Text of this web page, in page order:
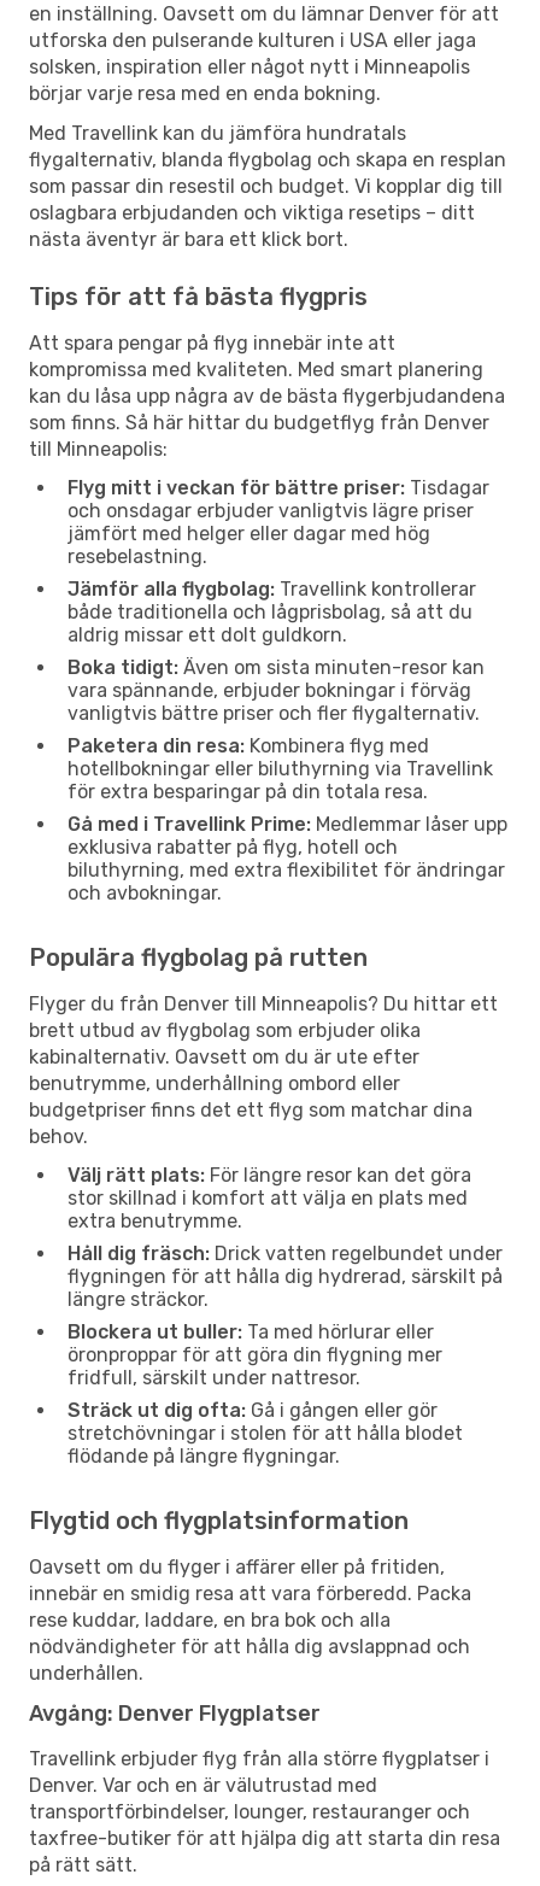
en inställning. Oavsett om du lämnar Denver för att
utforska den pulserande kulturen i USA eller jaga
solsken, inspiration eller något nytt i Minneapolis
börjar varje resa med en enda bokning.
Med Travellink kan du jämföra hundratals
flygalternativ, blanda flygbolag och skapa en resplan
som passar din resestil och budget. Vi kopplar dig till
oslagbara erbjudanden och viktiga resetips – ditt
nästa äventyr är bara ett klick bort.
Tips för att få bästa flygpris
Att spara pengar på flyg innebär inte att
kompromissa med kvaliteten. Med smart planering
kan du låsa upp några av de bästa flygerbjudandena
som finns. Så här hittar du budgetflyg från Denver
till Minneapolis:
Flyg mitt i veckan för bättre priser: Tisdagar
och onsdagar erbjuder vanligtvis lägre priser
jämfört med helger eller dagar med hög
resebelastning.
Jämför alla flygbolag: Travellink kontrollerar
både traditionella och lågprisbolag, så att du
aldrig missar ett dolt guldkorn.
Boka tidigt: Även om sista minuten-resor kan
vara spännande, erbjuder bokningar i förväg
vanligtvis bättre priser och fler flygalternativ.
Paketera din resa: Kombinera flyg med
hotellbokningar eller biluthyrning via Travellink
för extra besparingar på din totala resa.
Gå med i Travellink Prime: Medlemmar låser upp
exklusiva rabatter på flyg, hotell och
biluthyrning, med extra flexibilitet för ändringar
och avbokningar.
Populära flygbolag på rutten
Flyger du från Denver till Minneapolis? Du hittar ett
brett utbud av flygbolag som erbjuder olika
kabinalternativ. Oavsett om du är ute efter
benutrymme, underhållning ombord eller
budgetpriser finns det ett flyg som matchar dina
behov.
Välj rätt plats: För längre resor kan det göra
stor skillnad i komfort att välja en plats med
extra benutrymme.
Håll dig fräsch: Drick vatten regelbundet under
flygningen för att hålla dig hydrerad, särskilt på
längre sträckor.
Blockera ut buller: Ta med hörlurar eller
öronproppar för att göra din flygning mer
fridfull, särskilt under nattresor.
Sträck ut dig ofta: Gå i gången eller gör
stretchövningar i stolen för att hålla blodet
flödande på längre flygningar.
Flygtid och flygplatsinformation
Oavsett om du flyger i affärer eller på fritiden,
innebär en smidig resa att vara förberedd. Packa
rese kuddar, laddare, en bra bok och alla
nödvändigheter för att hålla dig avslappnad och
underhållen.
Avgång: Denver Flygplatser
Travellink erbjuder flyg från alla större flygplatser i
Denver. Var och en är välutrustad med
transportförbindelser, lounger, restauranger och
taxfree-butiker för att hjälpa dig att starta din resa
på rätt sätt.